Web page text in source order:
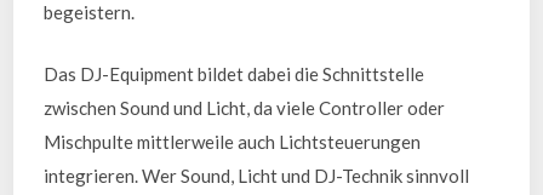
begeistern.
Das DJ-Equipment bildet dabei die Schnittstelle
zwischen Sound und Licht, da viele Controller oder
Mischpulte mittlerweile auch Lichtsteuerungen
integrieren. Wer Sound, Licht und DJ-Technik sinnvoll